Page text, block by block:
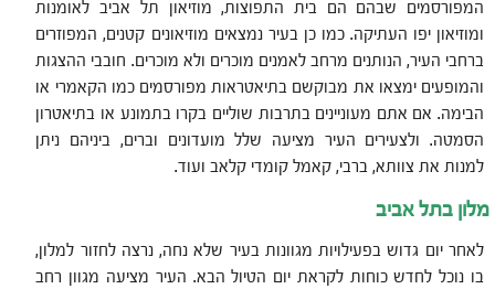
המפורסמים שבהם הם בית התפוצות, מוזיאון תל אביב לאומנות
ומוזיאון יפו העתיקה. כמו כן בעיר נמצאים מוזיאונים קטנים, המפוזרים
ברחבי העיר, הנותנים מרחב לאמנים מוכרים ולא מוכרים. חובבי ההצגות
והמופעים ימצאו את מבוקשם בתיאטראות מפורסמים כמו הקאמרי או
הבימה. אם אתם מעוניינים בתרבות שוליים בקרו בתמונע או בתיאטרון
הסמטה. ולצעירים העיר מציעה שלל מועדונים וברים, ביניהם ניתן
למנות את צוותא, ברבי, קאמל קומדי קלאב ועוד.
מלון בתל אביב
לאחר יום גדוש בפעילויות מגוונות בעיר שלא נחה, נרצה לחזור למלון,
בו נוכל לחדש כוחות לקראת יום הטיול הבא. העיר מציעה מגוון רחב